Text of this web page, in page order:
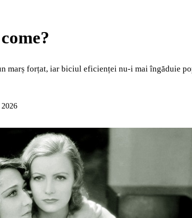
marș forțat, iar biciul eficienței nu-i mai îngăduie